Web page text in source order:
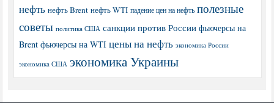
нефть нефть Brent нефть WTI падение цен на нефть полезные
советы политика США санкции против России фьючерсы на
Brent фьючерсы на WTI цены на нефть экономика России
экономика США экономика Украины